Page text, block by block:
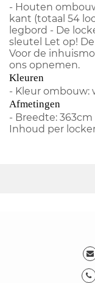
- Houten
kant (totaal 54
legbord - De
sleutel Let op!
Voor de
ons opnemen.
Kleuren
- Kleur ombouw:
Afmetingen
- Breedte:
Inhoud per